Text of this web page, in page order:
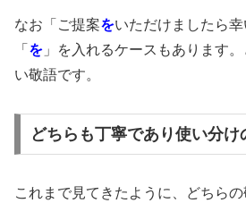
なお「ご提案をいただけましたら
「 を 」を入れるケースもあります
い敬語です。
どちらも丁寧であり使い分け
これまで見てきたように、どちら